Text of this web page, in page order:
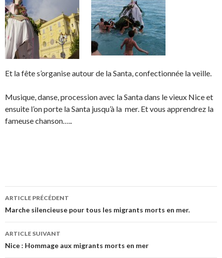
Et la fête s’organise autour de la Santa, confectionnée la veille.
Musique, danse, procession avec la Santa dans le vieux Nice et
ensuite l’on porte la Santa jusqu’à la mer. Et vous apprendrez la
fameuse chanson…..
Navigation
des
articles
ARTICLE PRÉCÉDENT
Marche silencieuse pour tous les migrants morts en mer.
ARTICLE SUIVANT
Nice : Hommage aux migrants morts en mer